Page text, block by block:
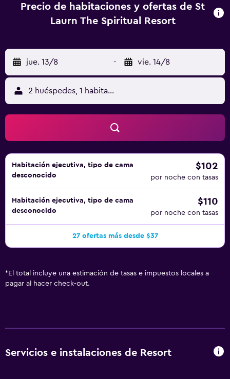
cable. Los baños están equipados con ducha, albornoces,
zapatillas y artículos de higiene personal gratuitos. Los
incluyen botella de agua gratuita y ventilador de techo. Se
ofrece servicio de limpieza todos los días. En el
alojamiento hay piscina al aire libre y piscina infantil. Otros
servicios de ocio y esparcimiento incluyen centro de
bienestar. Se pueden practicar las actividades de ocio y
esparcimiento que se indican más abajo en las
instalaciones o cerca del alojamiento (es posible que se
aplique un recargo).
Precio de habitaciones y ofertas de St
Laurn The Spiritual Resort
jue. 13/8 - vie. 14/8
2 huéspedes, 1 habitación
Habitación ejecutiva, tipo de cama
desconocido
$102
por noche con tasas
Habitación ejecutiva, tipo de cama
desconocido
$110
por noche con tasas
27 ofertas más desde $37
* El total incluye una estimación de tasas e impuestos locales a
pagar al hacer check-out.
Servicios e instalaciones de Resort